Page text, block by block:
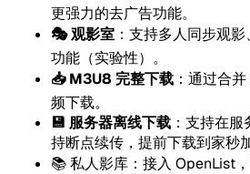
更强力的去广告功能。
🎭 观影室 ：支持多人同步观
功能（实验性）。
📥 M3U8 完整下载 ：通过合
频下载。
💾 服务器离线下载 ：支持在
持断点续传，提前下载到家秒加
📚 私人影库：接入 OpenList